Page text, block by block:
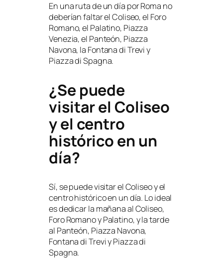
En una ruta de un día por Roma no
deberían faltar el Coliseo, el Foro
Romano, el Palatino, Piazza
Venezia, el Panteón, Piazza
Navona, la Fontana di Trevi y
Piazza di Spagna.
¿Se puede
visitar el Coliseo
y el centro
histórico en un
día?
Sí, se puede visitar el Coliseo y el
centro histórico en un día. Lo ideal
es dedicar la mañana al Coliseo,
Foro Romano y Palatino, y la tarde
al Panteón, Piazza Navona,
Fontana di Trevi y Piazza di
Spagna.